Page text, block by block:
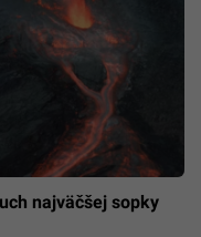
najväčšej sopky